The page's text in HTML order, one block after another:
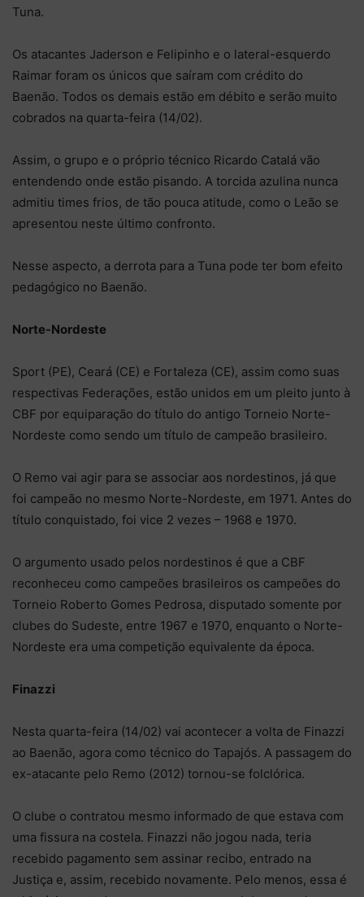
Tuna.
Os atacantes Jaderson e Felipinho e o lateral-esquerdo
Raimar foram os únicos que saíram com crédito do
Baenão. Todos os demais estão em débito e serão muito
cobrados na quarta-feira (14/02).
Assim, o grupo e o próprio técnico Ricardo Catalá vão
entendendo onde estão pisando. A torcida azulina nunca
admitiu times frios, de tão pouca atitude, como o Leão se
apresentou neste último confronto.
Nesse aspecto, a derrota para a Tuna pode ter bom efeito
pedagógico no Baenão.
Norte-Nordeste
Sport (PE), Ceará (CE) e Fortaleza (CE), assim como suas
respectivas Federações, estão unidos em um pleito junto à
CBF por equiparação do título do antigo Torneio Norte-
Nordeste como sendo um título de campeão brasileiro.
O Remo vai agir para se associar aos nordestinos, já que
foi campeão no mesmo Norte-Nordeste, em 1971. Antes do
título conquistado, foi vice 2 vezes – 1968 e 1970.
O argumento usado pelos nordestinos é que a CBF
reconheceu como campeões brasileiros os campeões do
Torneio Roberto Gomes Pedrosa, disputado somente por
clubes do Sudeste, entre 1967 e 1970, enquanto o Norte-
Nordeste era uma competição equivalente da época.
Finazzi
Nesta quarta-feira (14/02) vai acontecer a volta de Finazzi
ao Baenão, agora como técnico do Tapajós. A passagem do
ex-atacante pelo Remo (2012) tornou-se folclórica.
O clube o contratou mesmo informado de que estava com
uma fissura na costela. Finazzi não jogou nada, teria
recebido pagamento sem assinar recibo, entrado na
Justiça e, assim, recebido novamente. Pelo menos, essa é